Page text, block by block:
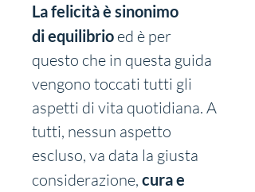
La felicità è sinonimo
di equilibrio ed è per
questo che in questa guida
vengono toccati tutti gli
aspetti di vita quotidiana. A
tutti, nessun aspetto
escluso, va data la giusta
considerazione, cura e